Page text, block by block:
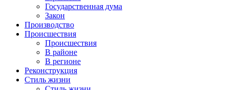
Государственная дума
Закон
Производство
Происшествия
Происшествия
В районе
В регионе
Реконструкция
Стиль жизни